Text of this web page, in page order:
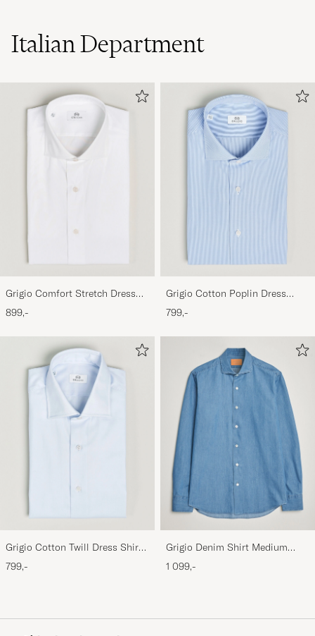
Italian Department
Grigio Comfort Stretch Dress
Shirt White
899,-
Grigio Cotton Poplin Dress
Shirt Light Blue Stripe
799,-
Grigio Cotton Twill Dress Shirt
Light Blue
799,-
Grigio Denim Shirt Medium
Blue
1 099,-